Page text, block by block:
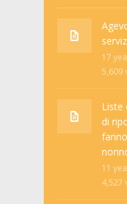
17
5,609
Liste
di
11
4,527